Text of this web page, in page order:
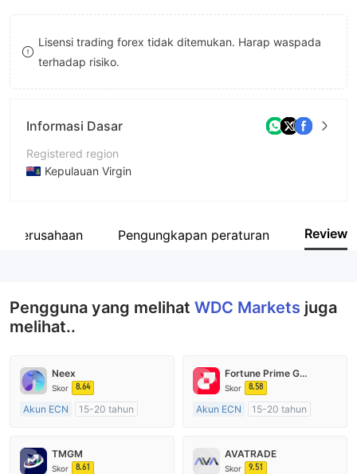
8
9
7
8
9
Lisensi trading forex tidak ditemukan. Harap waspada
terhadap risiko.
Informasi Dasar
Registered region
Kepulauan Virgin
Nama perusahaan
perusahaan Pengungkapan peraturan Review
Pengguna yang melihat WDC Markets juga
melihat..
Neex
Skor 8.64
Akun ECN
15-20 tahun
Market Maker (MM)
Lisensi Penuh MT4
Fortune Prime Global
Skor 8.58
Akun ECN
15-20 tahun
Lisensi Penuh MT4
TMGM
Skor 8.61
AVATRADE
Skor 9.51